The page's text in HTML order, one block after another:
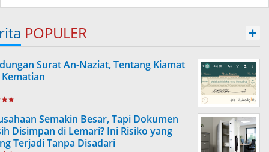
POPULER +
Surat An-Naziat, Tentang Kiamat
Semakin Besar, Tapi Dokumen
Disimpan di Lemari? Ini Risiko yang
Terjadi Tanpa Disadari